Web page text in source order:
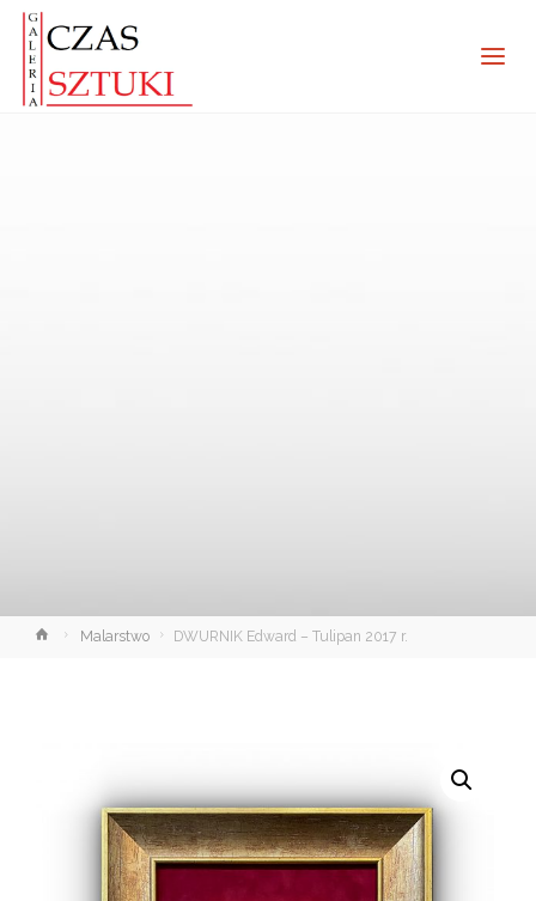
StronaMalarstwo DWURNIK Edward – Tulipan 2017 r.